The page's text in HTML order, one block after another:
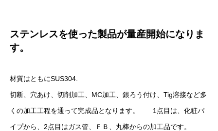
ステンレスを使った製品が量産開始になりま
す。
材質はともにSUS304.
切断、穴あけ、切削加工、MC加工、銀ろう付け、Tig溶接など多
くの加工工程を通って完成品となります。 1点目は、化粧パ
イプから、2点目はガス管、ＦＢ、丸棒からの加工品です。